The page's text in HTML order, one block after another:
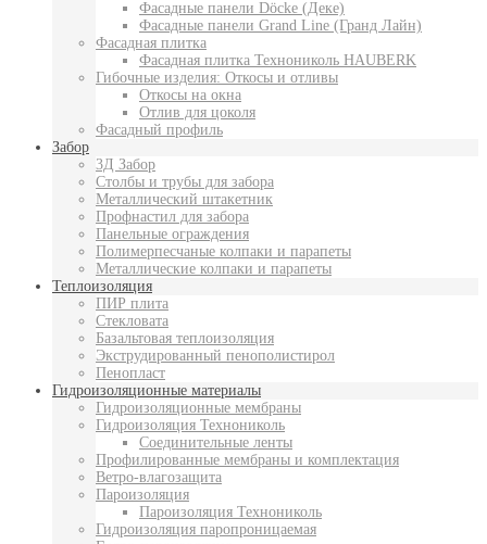
Фасадные панели Döcke (Деке)
Фасадные панели Grand Line (Гранд Лайн)
Фасадная плитка
Фасадная плитка Технониколь HAUBERK
Гибочные изделия: Откосы и отливы
Откосы на окна
Отлив для цоколя
Фасадный профиль
Забор
3Д Забор
Столбы и трубы для забора
Металлический штакетник
Профнастил для забора
Панельные ограждения
Полимерпесчаные колпаки и парапеты
Металлические колпаки и парапеты
Теплоизоляция
ПИР плита
Стекловата
Базальтовая теплоизоляция
Экструдированный пенополистирол
Пенопласт
Гидроизоляционные материалы
Гидроизоляционные мембраны
Гидроизоляция Технониколь
Соединительные ленты
Профилированные мембраны и комплектация
Ветро-влагозащита
Пароизоляция
Пароизоляция Технониколь
Гидроизоляция паропроницаемая